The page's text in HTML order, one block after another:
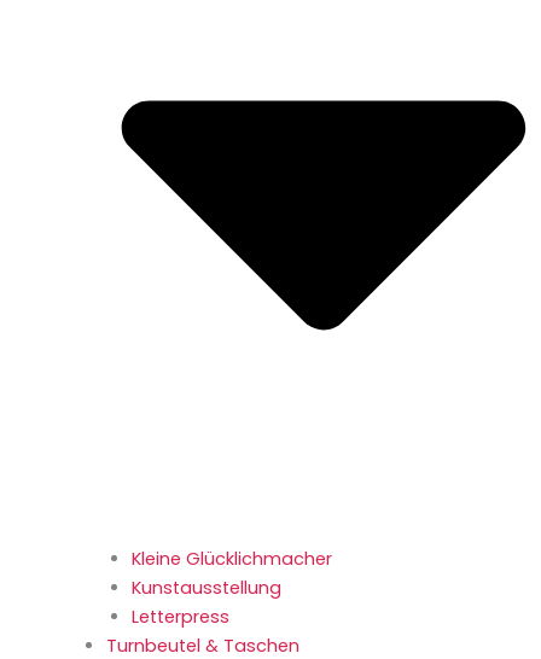
Kleine Glücklich­macher
Kunstaus­stellung
Letterpress
Turnbeutel & Taschen